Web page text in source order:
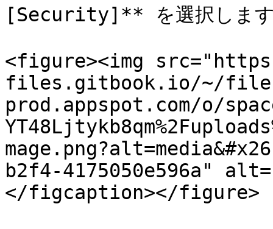
[Security]** を選択しま
<figure><img
files.gitbook.io/~/
prod.appspot.com/o/
b2f4-4175050e596a"
</figcaption></figure>